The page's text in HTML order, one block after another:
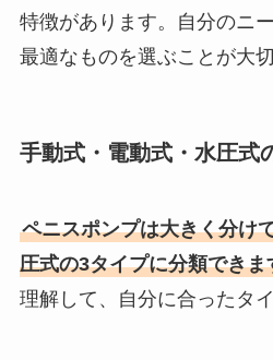
特徴があります。自分のニ
最適なものを選ぶことが大切
手動式・電動式・水圧式
ペニスポンプは大きく分け
圧式の3タイプに分類できま
理解して、自分に合ったタ